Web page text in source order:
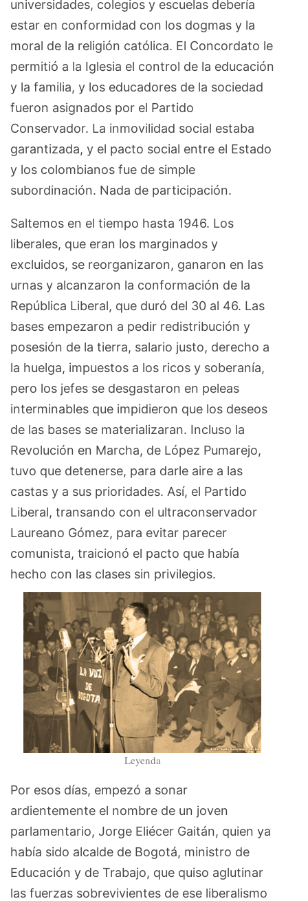
universidades, colegios y escuelas debería
estar en conformidad con los dogmas y la
moral de la religión católica. El Concordato le
permitió a la Iglesia el control de la educación
y la familia, y los educadores de la sociedad
fueron asignados por el Partido
Conservador. La inmovilidad social estaba
garantizada, y el pacto social entre el Estado
y los colombianos fue de simple
subordinación. Nada de participación.
Saltemos en el tiempo hasta 1946. Los
liberales, que eran los marginados y
excluidos, se reorganizaron, ganaron en las
urnas y alcanzaron la conformación de la
República Liberal, que duró del 30 al 46. Las
bases empezaron a pedir redistribución y
posesión de la tierra, salario justo, derecho a
la huelga, impuestos a los ricos y soberanía,
pero los jefes se desgastaron en peleas
interminables que impidieron que los deseos
de las bases se materializaran. Incluso la
Revolución en Marcha, de López Pumarejo,
tuvo que detenerse, para darle aire a las
castas y a sus prioridades. Así, el Partido
Liberal, transando con el ultraconservador
Laureano Gómez, para evitar parecer
comunista, traicionó el pacto que había
hecho con las clases sin privilegios.
Leyenda
Por esos días, empezó a sonar
ardientemente el nombre de un joven
parlamentario, Jorge Eliécer Gaitán, quien ya
había sido alcalde de Bogotá, ministro de
Educación y de Trabajo, que quiso aglutinar
las fuerzas sobrevivientes de ese liberalismo